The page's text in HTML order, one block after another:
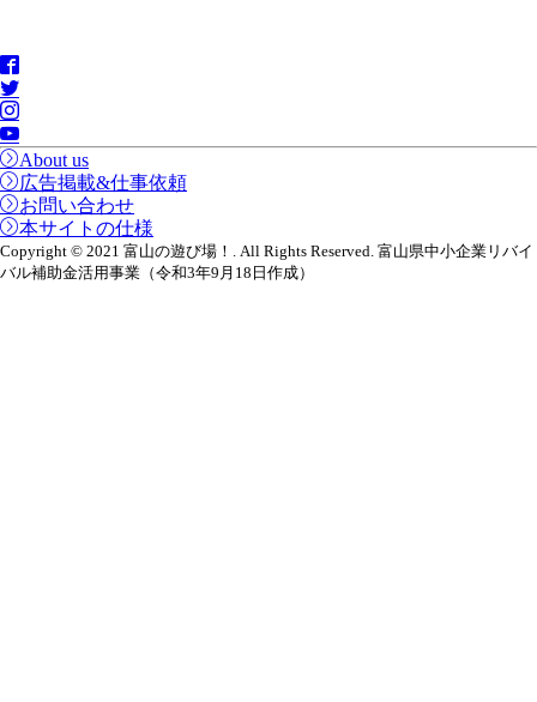
About us
広告掲載&仕事依頼
お問い合わせ
本サイトの仕様
Copyright © 2021 富山の遊び場！. All Rights Reserved. 富山県中小企業リバイ
バル補助金活用事業（令和3年9月18日作成）